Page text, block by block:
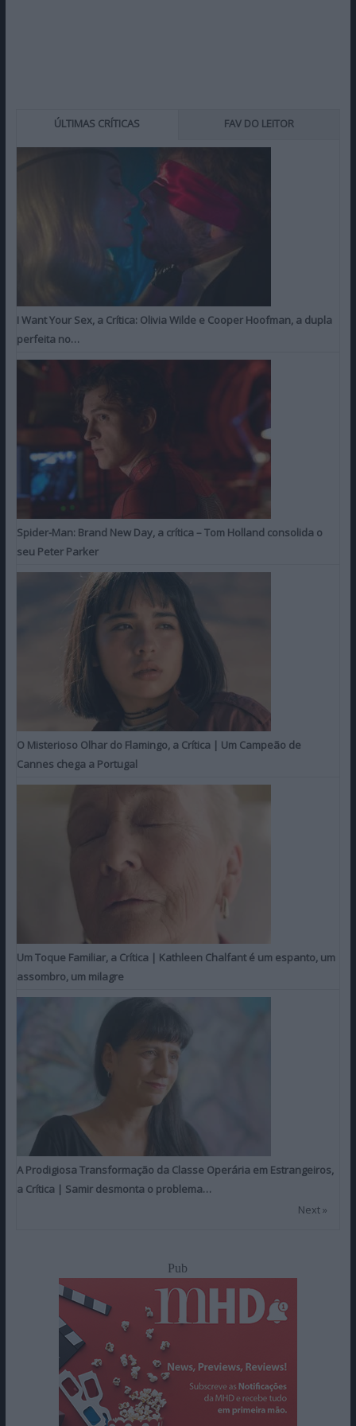
ÚLTIMAS CRÍTICAS FAV DO LEITOR
I Want Your Sex, a Crítica: Olivia Wilde e Cooper Hoofman, a dupla
perfeita no…
Spider-Man: Brand New Day, a crítica – Tom Holland consolida o
seu Peter Parker
O Misterioso Olhar do Flamingo, a Crítica | Um Campeão de
Cannes chega a Portugal
Um Toque Familiar, a Crítica | Kathleen Chalfant é um espanto, um
assombro, um milagre
A Prodigiosa Transformação da Classe Operária em Estrangeiros,
a Crítica | Samir desmonta o problema…
Next »
Pub